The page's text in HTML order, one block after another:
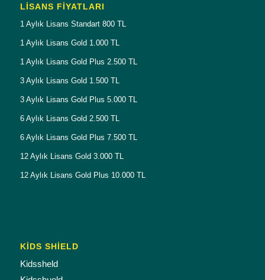
LISANS FIYATLARI
1 Aylık Lisans Standart 800 TL
1 Aylık Lisans Gold 1.000 TL
1 Aylık Lisans Gold Plus 2.500 TL
3 Aylık Lisans Gold 1.500 TL
3 Aylık Lisans Gold Plus 5.000 TL
6 Aylık Lisans Gold 2.500 TL
6 Aylık Lisans Gold Plus 7.500 TL
12 Aylık Lisans Gold 3.000 TL
12 Aylık Lisans Gold Plus 10.000 TL
KİDS SHİELD
Kidssheld